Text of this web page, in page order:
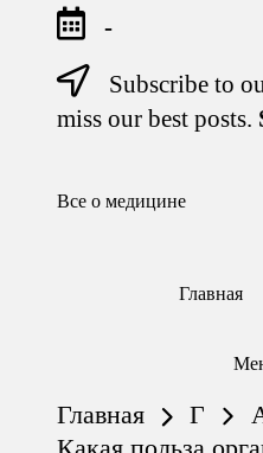
-
Subscribe to
miss our best posts.
Все о медицине
Лечитесь
Главная
Главная Г